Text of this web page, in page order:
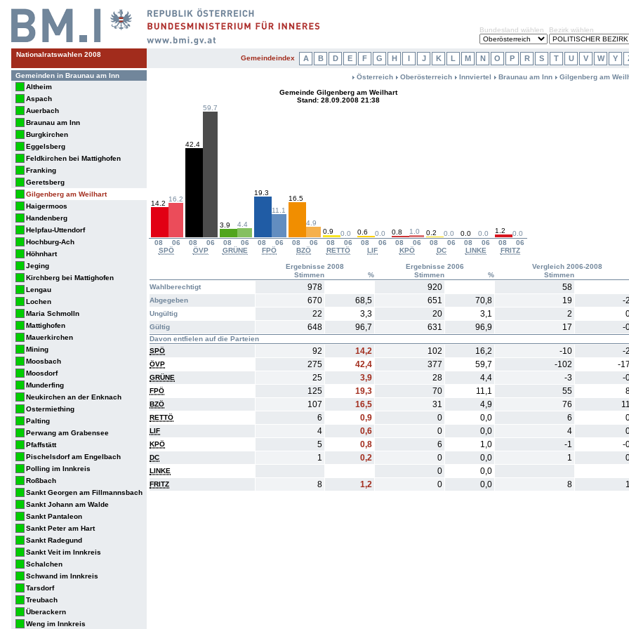
Nationalratswahlen 2008
Bundesland wählen Bezirk wählen
Gemeindeindex A B D E F G H I J K L M N O P R S T U V W Y
Gemeinden in Braunau am Inn
Altheim
Aspach
Auerbach
Braunau am Inn
Burgkirchen
Eggelsberg
Feldkirchen bei Mattighofen
Franking
Geretsberg
Gilgenberg am Weilhart
Haigermoos
Handenberg
Helpfau-Uttendorf
Hochburg-Ach
Höhnhart
Jeging
Kirchberg bei Mattighofen
Lengau
Lochen
Maria Schmolln
Mattighofen
Mauerkirchen
Mining
Moosbach
Moosdorf
Munderfing
Neukirchen an der Enknach
Ostermiething
Palting
Perwang am Grabensee
Pfaffstätt
Pischelsdorf am Engelbach
Polling im Innkreis
Roßbach
Sankt Georgen am Fillmannsbach
Sankt Johann am Walde
Sankt Pantaleon
Sankt Peter am Hart
Sankt Radegund
Sankt Veit im Innkreis
Schalchen
Schwand im Innkreis
Tarsdorf
Treubach
Überackern
Weng im Innkreis
Österreich Oberösterreich Innviertel Braunau am Inn
Gilgenberg am
Gemeinde Gilgenberg am Weilhart
Stand: 28.09.2008 21:38
08 06 08 06 08 06 08 06 08 06 08 06 08 06 08 06 08 06 08 06 08
06
SPÖ
ÖVP GRÜNE FPÖ BZÖ RETTÖ LIF KPÖ DC LINKE FRITZ
14.2
16.2
42.4
59.7
3.9 4.4
19.3
11.1
16.5
4.9
0.9
0.0 0.6 0.0 0.8 1.0 0.2 0.0 0.0 0.0 1.2 0.0
Ergebnisse 2008 Ergebnisse 2006
Vergleich 2006-2008
Stimmen
% Stimmen % Stimmen
Wahlberechtigt
978 920 58
Abgegeben 670 68,5 651 70,8 19 -
Ungültig 22 3,3 20 3,1 2
Gültig 648 96,7 631 96,9 17 -
Davon entfielen auf die Parteien
SPÖ
92 14,2 102 16,2 -10 -
ÖVP 275 42,4 377 59,7 -102 -
GRÜNE 25 3,9 28 4,4 -3 -
FPÖ 125 19,3 70 11,1 55
BZÖ 107 16,5 31 4,9 76
RETTÖ 6 0,9 0 0,0 6
LIF 4 0,6 0 0,0 4
KPÖ 5 0,8 6 1,0 -1 -
DC 1 0,2 0 0,0 1
LINKE 0 0,0
FRITZ 8 1,2 0 0,0 8